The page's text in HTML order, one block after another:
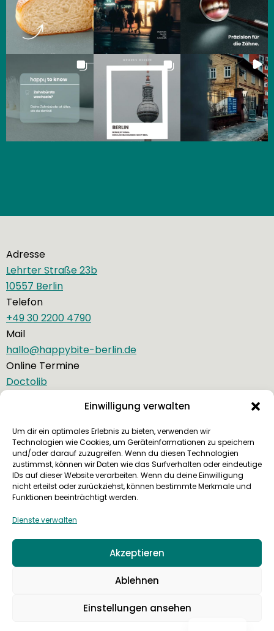
Einwilligung verwalten
Um dir ein optimales Erlebnis zu bieten, verwenden wir
Technologien wie Cookies, um Geräteinformationen zu speichern
und/oder darauf zuzugreifen. Wenn du diesen Technologien
zustimmst, können wir Daten wie das Surfverhalten oder eindeutige
IDs auf dieser Website verarbeiten. Wenn du deine Einwilligung
nicht erteilst oder zurückziehst, können bestimmte Merkmale und
Funktionen beeinträchtigt werden.
Dienste verwalten
Akzeptieren
Ablehnen
Einstellungen ansehen
Adresse
Lehrter Straße 23b
10557 Berlin
Telefon
+49 30 2200 4790
Mail
hallo@happybite-berlin.de
Online Termine
Doctolib
Montag – Freitag
8:00 – 20:00 Uhr
für tagesaktuelle Sprechzeiten sieheGoogle Maps
happybite ist eine barrierefreie Praxis
I
n
s
Impressumhappybite - love your smile